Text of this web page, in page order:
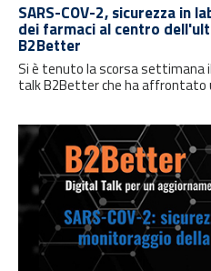
SARS-COV-2, sicurezza in
dei farmaci al centro
B2Better
Si è tenuto la scorsa settimana
talk B2Better che ha